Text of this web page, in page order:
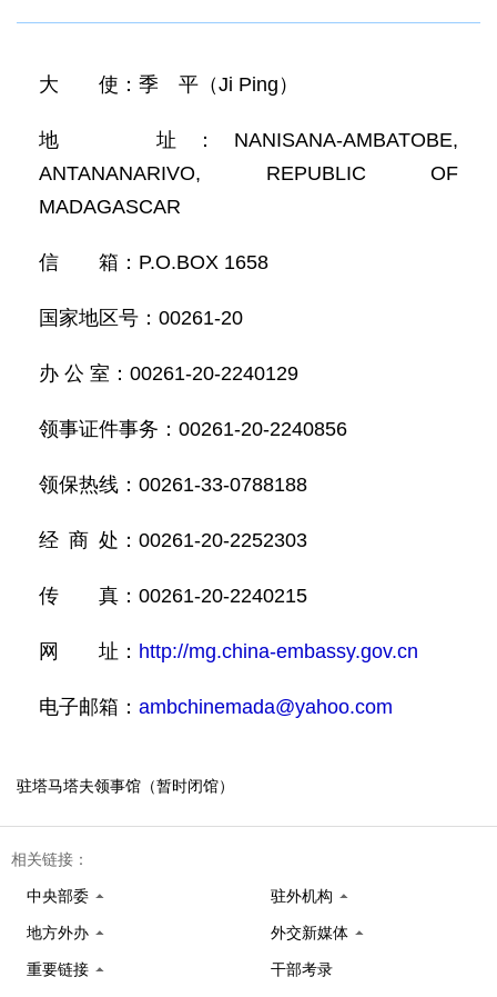
大 使：季 平（Ji Ping）
地 址：NANISANA-AMBATOBE,
ANTANANARIVO, REPUBLIC OF
MADAGASCAR
信 箱：P.O.BOX 1658
国家地区号：00261-20
办 公 室：00261-20-2240129
领事证件事务：00261-20-2240856
领保热线：00261-33-0788188
经 商 处：00261-20-2252303
传 真：00261-20-2240215
网 址： http://mg.china-embassy.gov.cn
电子邮箱： ambchinemada@yahoo.com
驻塔马塔夫领事馆（暂时闭馆）
相关链接：
中央部委 驻外机构
地方外办 外交新媒体
重要链接 干部考录